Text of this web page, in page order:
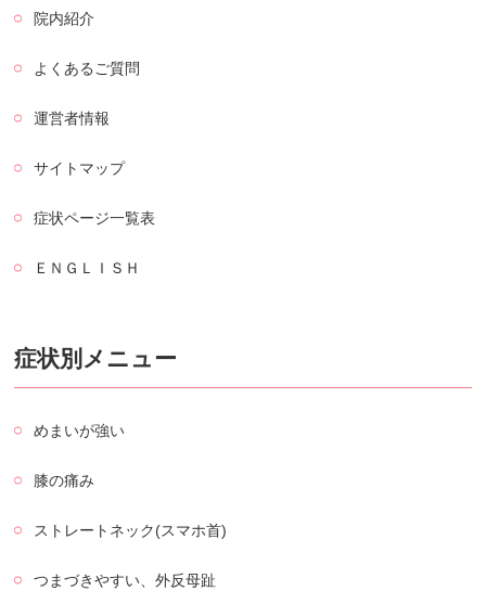
院内紹介
よくあるご質問
運営者情報
サイトマップ
症状ページ一覧表
ＥＮＧＬＩＳＨ
症状別メニュー
めまいが強い
膝の痛み
ストレートネック(スマホ首)
つまづきやすい、外反母趾